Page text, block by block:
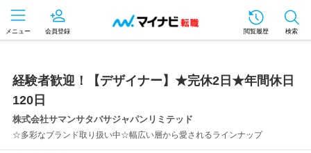
メニュー 会員登録 閲覧履歴 検索
経験者歓迎！【デザイナー】★完休2日★年間休日
120日
株式会社サマンサタバサジャパンリミテッド
☆多彩なブランド取り扱い中☆幅広い層から愛されるラインナップ